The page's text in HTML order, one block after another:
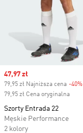
Sale price
47,97 zł
79,95 zł Najniższa cena -40%
79,95 zł Cena oryginalna
Szorty Entrada 22
Męskie Performance
2 kolory